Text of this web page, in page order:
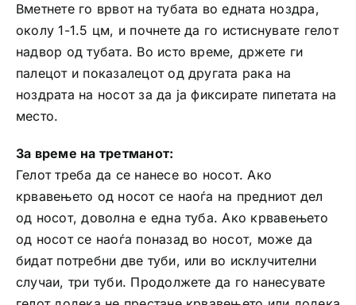
Вметнете го врвот на тубата во едната ноздра,
околу 1-1.5 цм, и почнете да го истиснувате гелот
надвор од тубата. Во исто време, држете ги
палецот и показалецот од другата рака на
ноздрата на носот за да ја фиксирате пипетата на
место.
За време на третманот:
Гелот треба да се нанесе во носот. Ако
крвавењето од носот се наоѓа на предниот дел
од носот, доволна е една туба. Ако крвавењето
од носот се наоѓа поназад во носот, може да
бидат потребни две туби, или во исклучителни
случаи, три туби. Продолжете да го нанесувате